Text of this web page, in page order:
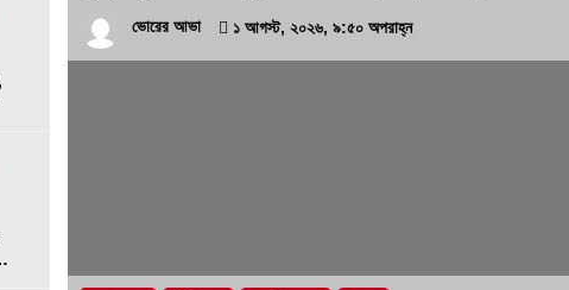
ভোরের আভা ১ আগস্ট, ২০২৬, ৯:৫০ অপরাহ্ন